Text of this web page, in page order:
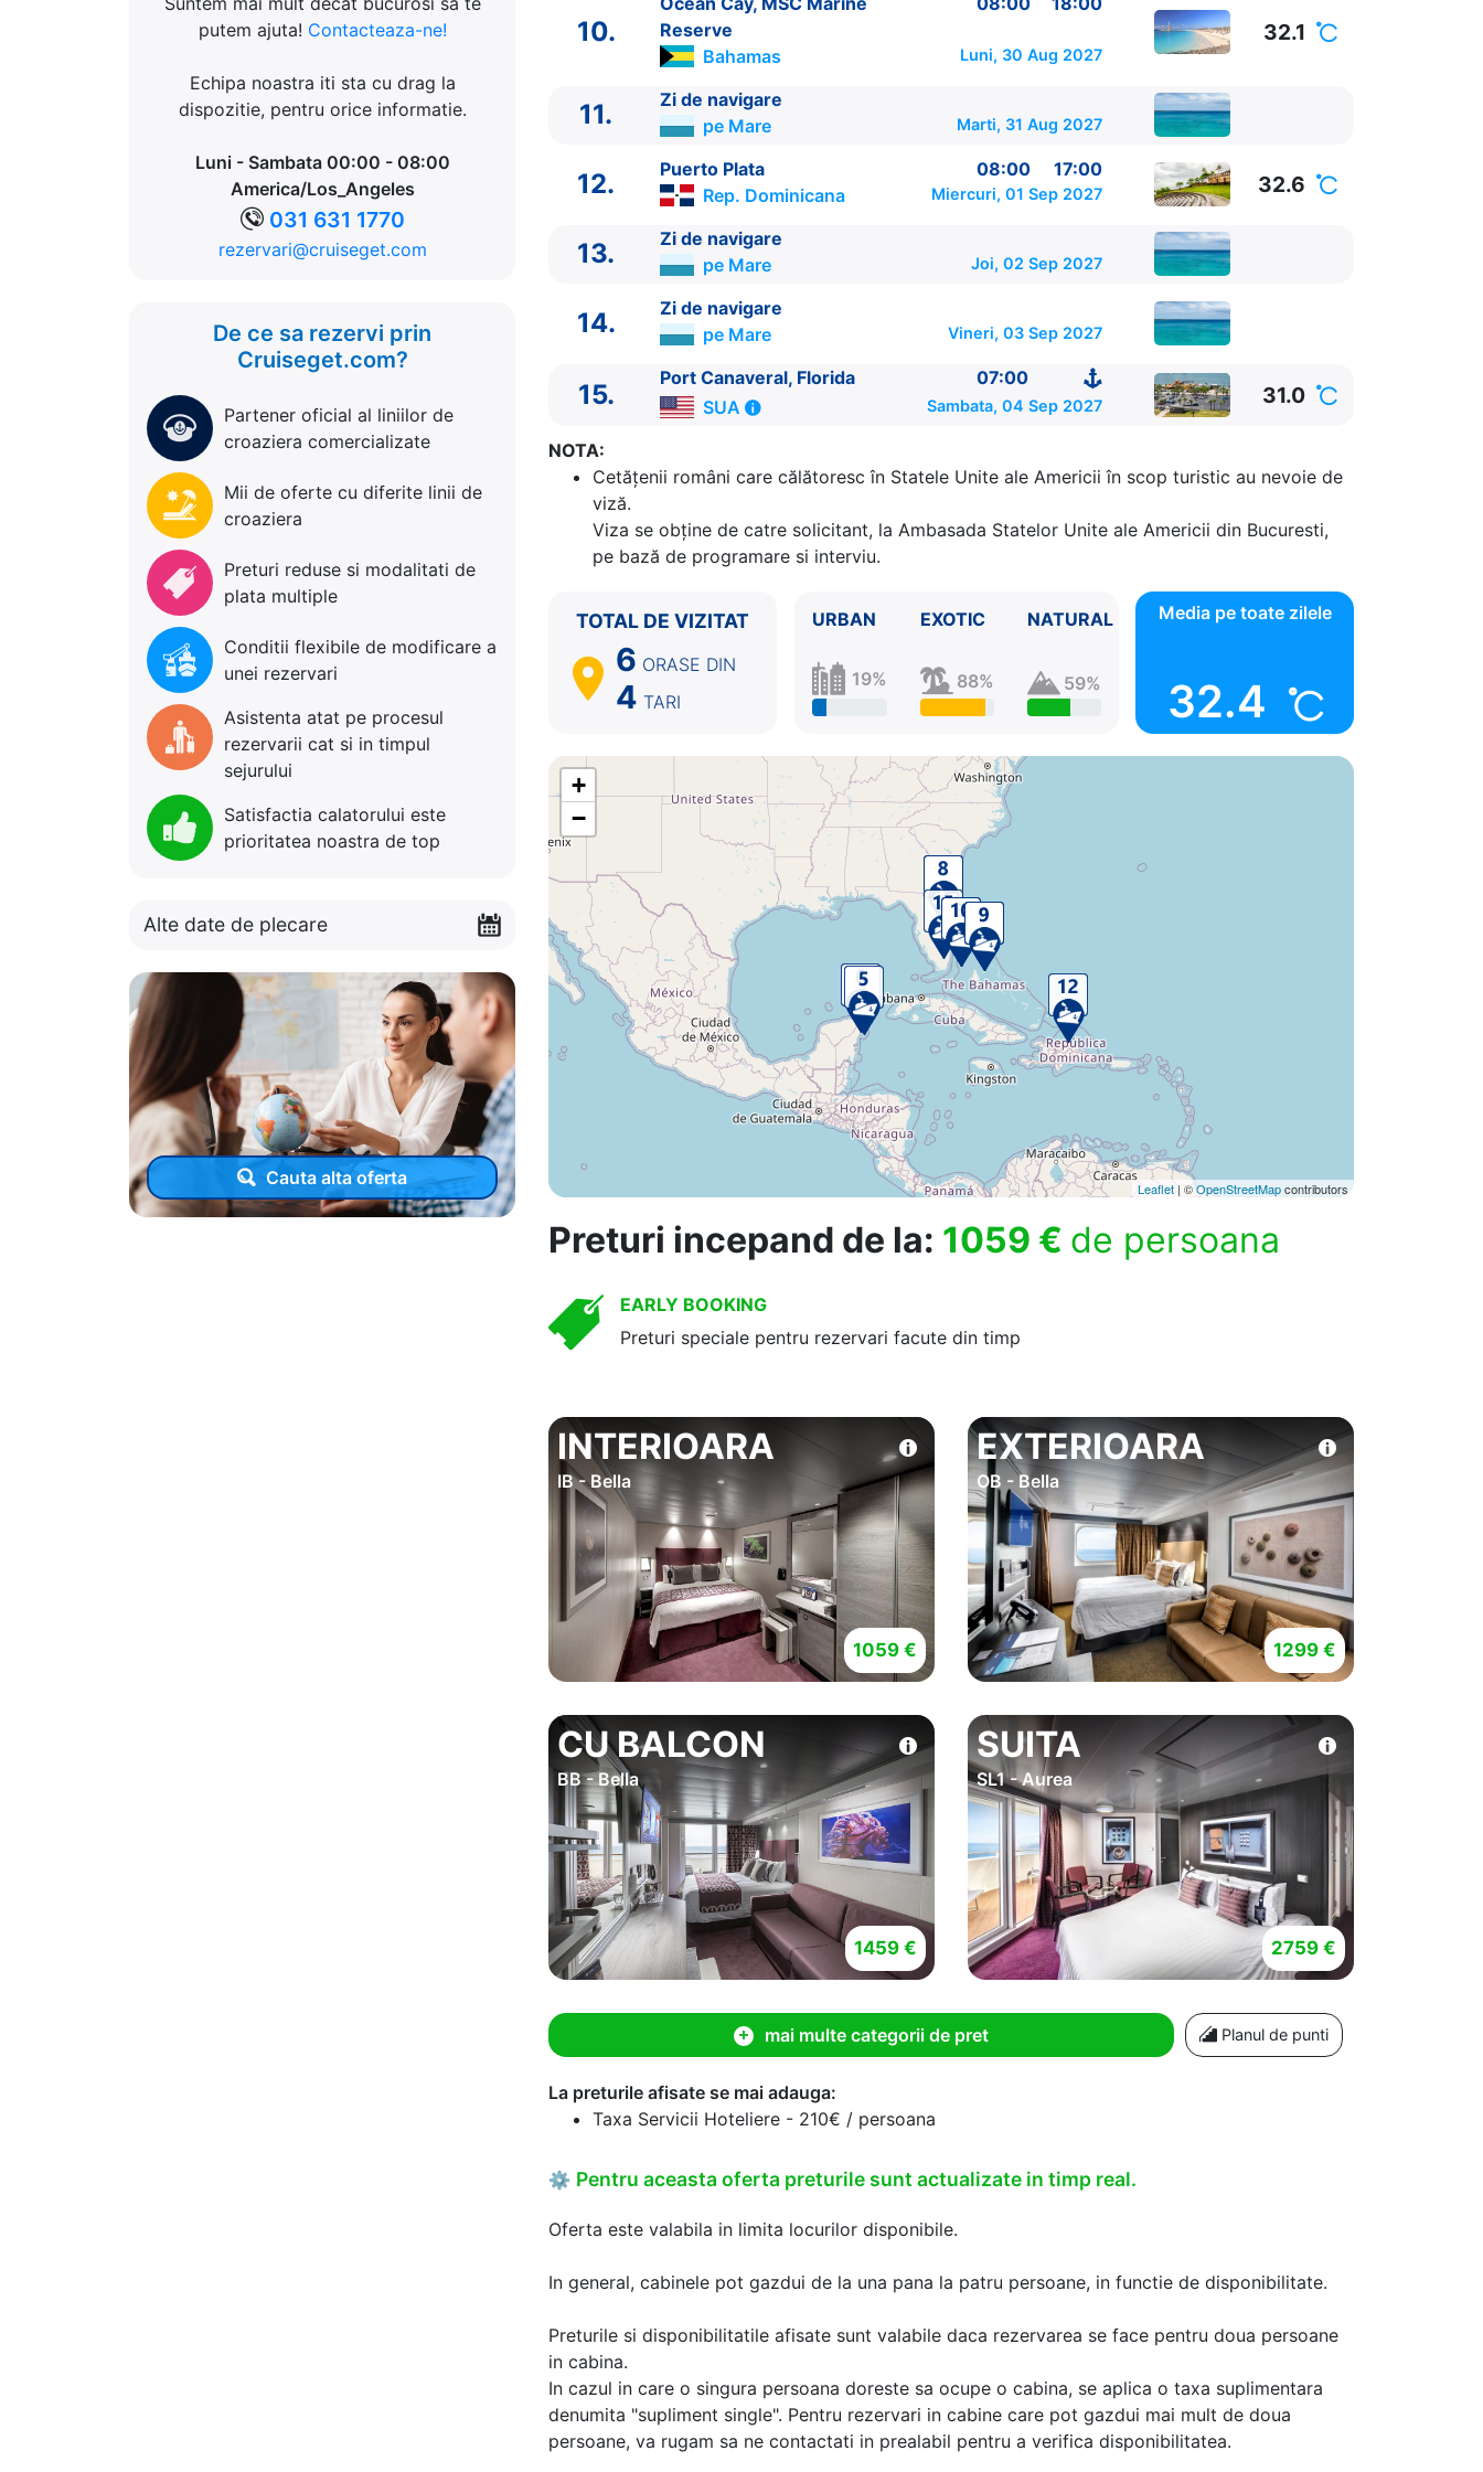
putem ajuta! Contacteaza-ne!
Echipa noastra iti sta cu drag la
dispozitie, pentru orice informatie.
Luni - Sambata 00:00 - 08:00
America/Los_Angeles
031 631 1770
rezervari@cruiseget.com
De ce sa rezervi prin
Cruiseget.com?
Partener oficial al liniilor de
croaziera comercializate
Mii de oferte cu diferite linii de
croaziera
Preturi reduse si modalitati de
plata multiple
Conditii flexibile de modificare a
unei rezervari
Asistenta atat pe procesul
rezervarii cat si in timpul
sejurului
Satisfactia calatorului este
prioritatea noastra de top
Alte date de plecare
Cauta alta oferta
Ocean Cay, MSC Marine Reserve
08:00 - 18:00
11. Zi de navigare pe Mare
Puerto Plata Rep. Dominicana
08:00 - 17:00
Zi de navigare pe Mare
14. Zi de navigare pe Mare
Port Canaveral, Florida
10.
Reserve
Bahamas Luni, 30 Aug 2027
32.1
11.
Zi de navigare
pe Mare
Marti, 31 Aug 2027
12. Puerto Plata 08:00
17:00
Rep. Dominicana
Miercuri, 01 Sep 2027 32.6
13.
Zi de navigare
pe Mare
Joi, 02 Sep 2027
14.
Zi de navigare
pe Mare
Vineri, 03 Sep 2027
15.
Port Canaveral, Florida
07:00
SUA
Sambata, 04 Sep 2027 31.0
NOTA:
Cetăţenii români care călătoresc în Statele Unite ale Americii în scop turistic au nevoie de
viză.
Viza se obține de catre solicitant, la Ambasada Statelor Unite ale Americii din Bucuresti,
pe bază de programare si interviu.
TOTAL DE VIZITAT
6 ORASE DIN
4 TARI
URBAN
19%
EXOTIC
88%
NATURAL
59%
Media pe toate zilele
32.4
+
−
Leaflet | ©OpenStreetMapcontributors
Preturi incepand de la: 1059 € de persoana
EARLY BOOKING
Preturi speciale pentru rezervari facute din timp
INTERIOARA
IB - Bella
1059 €
EXTERIOARA
OB - Bella
1299 €
CU BALCON
BB - Bella
1459 €
SUITA
SL1 - Aurea
2759 €
mai multe categorii de pret Planul de punti
La preturile afisate se mai adauga:
Taxa Servicii Hoteliere - 210€ / persoana
⚙ Pentru aceasta oferta preturile sunt actualizate in timp real.
Oferta este valabila in limita locurilor disponibile.
In general, cabinele pot gazdui de la una pana la patru persoane, in functie de disponibilitate.
Preturile si disponibilitatile afisate sunt valabile daca rezervarea se face pentru doua persoane
in cabina.
In cazul in care o singura persoana doreste sa ocupe o cabina, se aplica o taxa suplimentara
denumita "supliment single". Pentru rezervari in cabine care pot gazdui mai mult de doua
persoane, va rugam sa ne contactati in prealabil pentru a verifica disponibilitatea.